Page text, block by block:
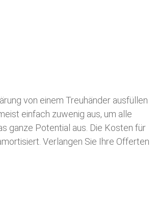
von einem Treuhänder ausfüllen
einfach zuwenig aus, um alle
ganze Potential aus. Die Kosten für
Verlangen Sie Ihre Offerten